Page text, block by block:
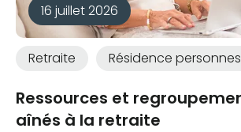
16 juillet 2026
Retraite Résidence
Ressources et
aînés à la retraite